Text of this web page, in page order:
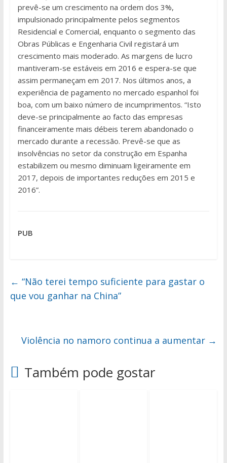
prevê-se um crescimento na ordem dos 3%,
impulsionado principalmente pelos segmentos
Residencial e Comercial, enquanto o segmento das
Obras Públicas e Engenharia Civil registará um
crescimento mais moderado. As margens de lucro
mantiveram-se estáveis em 2016 e espera-se que
assim permaneçam em 2017. Nos últimos anos, a
experiência de pagamento no mercado espanhol foi
boa, com um baixo número de incumprimentos. “Isto
deve-se principalmente ao facto das empresas
financeiramente mais débeis terem abandonado o
mercado durante a recessão. Prevê-se que as
insolvências no setor da construção em Espanha
estabilizem ou mesmo diminuam ligeiramente em
2017, depois de importantes reduções em 2015 e
2016”.
PUB
← “Não terei tempo suficiente para gastar o
que vou ganhar na China”
Violência no namoro continua a aumentar →
Também pode gostar